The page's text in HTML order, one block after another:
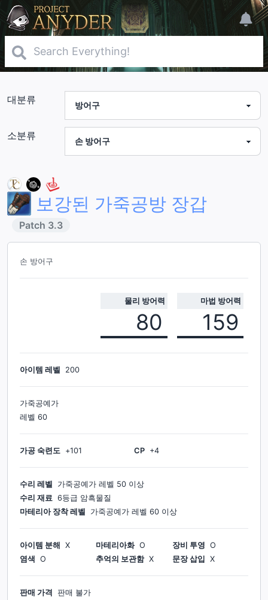
대분류
소분류
보강된 가죽공방 장갑
Patch 3.3
손 방어구
물리 방어력
80
마법 방어력
159
아이템 레벨 200
가죽공예가
레벨 60
가공 숙련도 +101 CP +4
수리 레벨 가죽공예가 레벨 50 이상
수리 재료 6등급 암흑물질
마테리아 장착 레벨
가죽공예가 레벨 60 이상
아이템 분해 X 마테리아화 O 장비 투영 O
염색
O 추억의 보관함 X 문장 삽입 X
판매 가격
판매 불가